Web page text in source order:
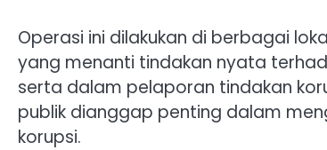
Operasi ini dilakukan di berbagai
yang menanti tindakan nyata
serta dalam pelaporan tindakan
publik dianggap penting dalam
korupsi.